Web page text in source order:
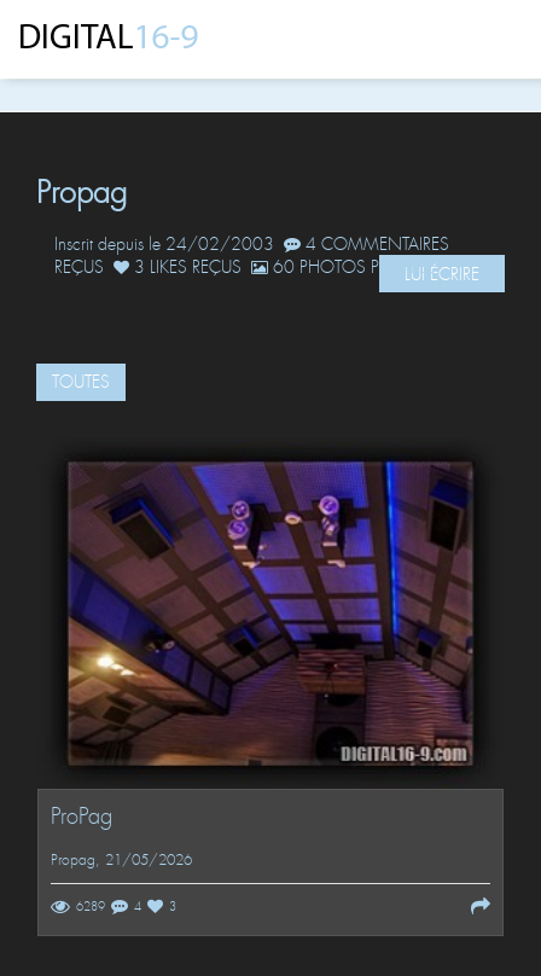
Propag
Inscrit depuis le 24/02/2003
4 COMMENTAIRES
REÇUS
3 LIKES REÇUS 60 PHOTOS POSTÉESLUI ÉCRIRE
TOUTES
ProPag
Propag, 21/05/2026
6289 4 3